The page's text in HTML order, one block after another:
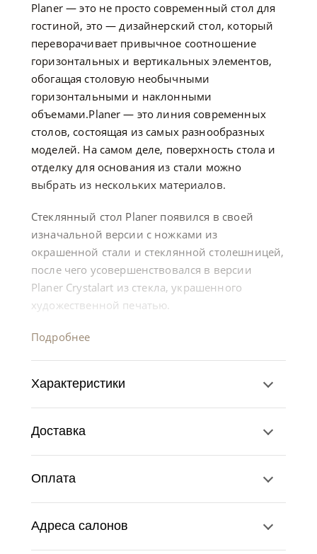
Planer — это не просто современный стол для
гостиной, это — дизайнерский стол, который
переворачивает привычное соотношение
горизонтальных и вертикальных элементов,
обогащая столовую необычными
горизонтальными и наклонными
объемами.Planer — это линия современных
столов, состоящая из самых разнообразных
моделей. На самом деле, поверхность стола и
отделку для основания из стали можно
выбрать из нескольких материалов.
Стеклянный стол Planer появился в своей
изначальной версии с ножками из
окрашенной стали и стеклянной столешницей,
после чего усовершенствовался в версии
Planer Crystalart из стекла, украшенного
художественной печатью.
Подробнее
Характеристики
Доставка
Оплата
Адреса салонов